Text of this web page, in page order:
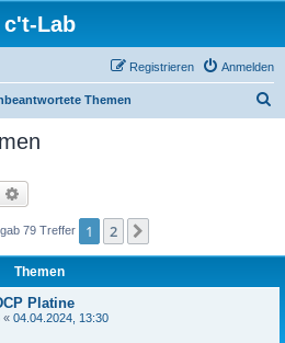
c't-Lab
Anmelden
Registrieren
Themen
Suche
79 Treffer 1 2
Themen
Platine
« 04.04.2024, 13:30